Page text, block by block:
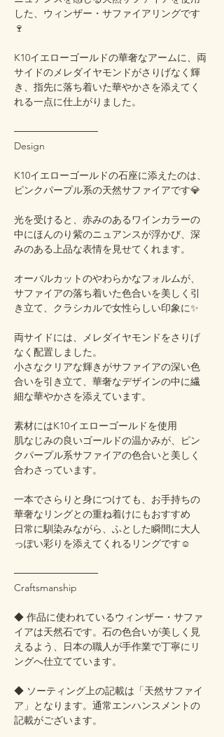
した、ウィンザー・サファイアリングです
🍷
K10イエローゴールドの華奢なアームに、両
サイドのメレダイヤモンドがさりげなく輝
き、指先に落ち着いた華やかさを添えてく
れる一点に仕上がりました。
────────────
Design
K10イエローゴールドの石座に添えたのは、
ピンクパープル系の天然サファイアです💎
光を受けると、赤みのあるワインカラーの
中にほんのり紫のニュアンスが浮かび、深
みのある上品な表情を見せてくれます。
オーバルカットのやわらかなフォルムが、
サファイアの落ち着いた色合いを美しく引
き立て、クラシカルで女性らしい印象に✨
両サイドには、メレダイヤモンドをさりげ
なく配置しました。
小さなクリアな輝きがサファイアの深い色
合いを引き立て、華奢なデザインの中に繊
細な華やかさを添えています。
素材にはK10イエローゴールドを使用
肌なじみの良いゴールドの温かみが、ピン
クパープル系サファイアの色合いと美しく
合わさっています。
一本でさらりと身につけても、お手持ちの
華奢なリングとの重ね着けにもおすすめ
日常に馴染みながら、ふとした瞬間に大人
っぽい彩りを添えてくれるリングです☺️
────────────
Craftsmanship
◆ 作品に使われているウィンザー・サファ
イアは天然石です。石の色合いが美しく見
えるよう、日本の職人が手作業で丁寧にリ
ングへ仕立てています。
◆ ソーティング上の記載は「天然サファイ
ア」となります。通常エンハンスメントの
記載がございます。